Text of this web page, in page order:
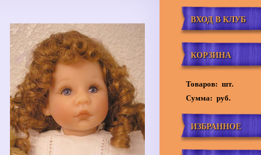
ВХОД В КЛУБ
КОРЗИНА
Товаров: шт.
Сумма: руб.
ИЗБРАННОЕ